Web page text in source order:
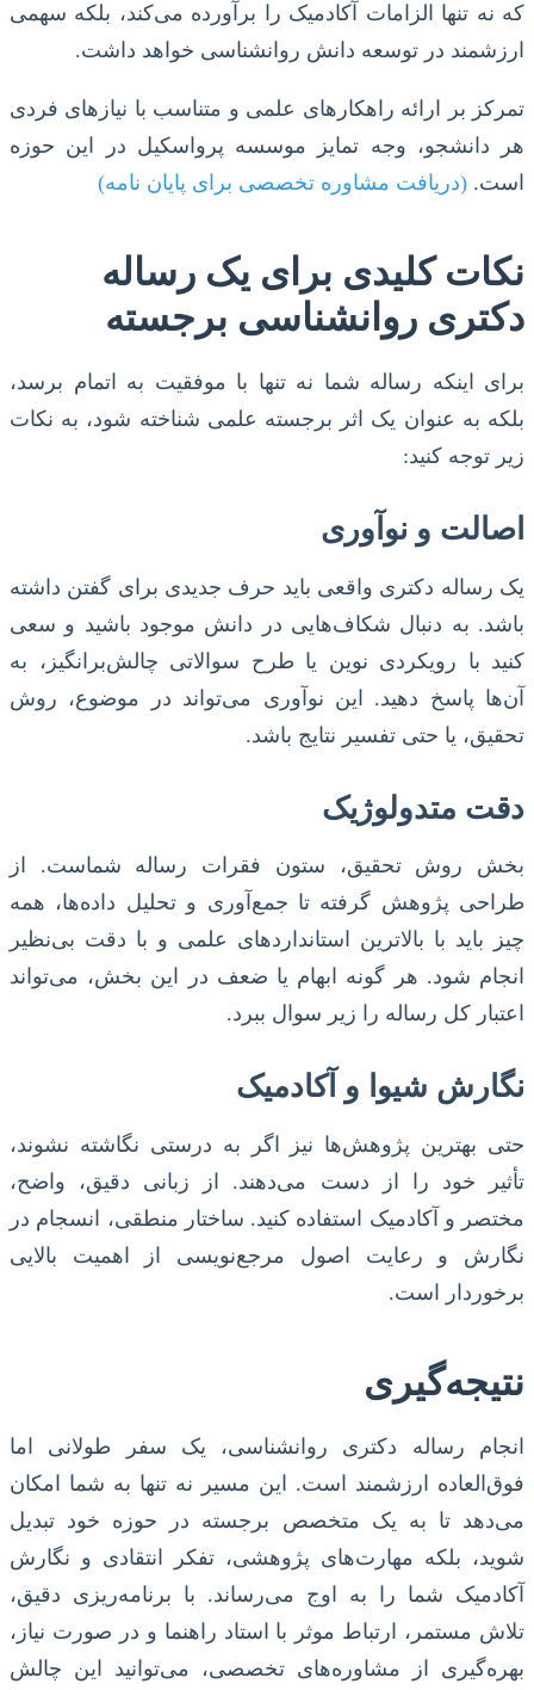
که نه تنها الزامات آکادمیک را برآورده می‌کند، بلکه سهمی
ارزشمند در توسعه دانش روانشناسی خواهد داشت.
تمرکز بر ارائه راهکارهای علمی و متناسب با نیازهای فردی
هر دانشجو، وجه تمایز موسسه پرواسکیل در این حوزه
است. (دریافت مشاوره تخصصی برای پایان نامه)
نکات کلیدی برای یک رساله
دکتری روانشناسی برجسته
برای اینکه رساله شما نه تنها با موفقیت به اتمام برسد،
بلکه به عنوان یک اثر برجسته علمی شناخته شود، به نکات
زیر توجه کنید:
اصالت و نوآوری
یک رساله دکتری واقعی باید حرف جدیدی برای گفتن داشته
باشد. به دنبال شکاف‌هایی در دانش موجود باشید و سعی
کنید با رویکردی نوین یا طرح سوالاتی چالش‌برانگیز، به
آن‌ها پاسخ دهید. این نوآوری می‌تواند در موضوع، روش
تحقیق، یا حتی تفسیر نتایج باشد.
دقت متدولوژیک
بخش روش تحقیق، ستون فقرات رساله شماست. از
طراحی پژوهش گرفته تا جمع‌آوری و تحلیل داده‌ها، همه
چیز باید با بالاترین استانداردهای علمی و با دقت بی‌نظیر
انجام شود. هر گونه ابهام یا ضعف در این بخش، می‌تواند
اعتبار کل رساله را زیر سوال ببرد.
نگارش شیوا و آکادمیک
حتی بهترین پژوهش‌ها نیز اگر به درستی نگاشته نشوند،
تأثیر خود را از دست می‌دهند. از زبانی دقیق، واضح،
مختصر و آکادمیک استفاده کنید. ساختار منطقی، انسجام در
نگارش و رعایت اصول مرجع‌نویسی از اهمیت بالایی
برخوردار است.
نتیجه‌گیری
انجام رساله دکتری روانشناسی، یک سفر طولانی اما
فوق‌العاده ارزشمند است. این مسیر نه تنها به شما امکان
می‌دهد تا به یک متخصص برجسته در حوزه خود تبدیل
شوید، بلکه مهارت‌های پژوهشی، تفکر انتقادی و نگارش
آکادمیک شما را به اوج می‌رساند. با برنامه‌ریزی دقیق،
تلاش مستمر، ارتباط موثر با استاد راهنما و در صورت نیاز،
بهره‌گیری از مشاوره‌های تخصصی، می‌توانید این چالش